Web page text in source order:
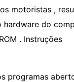
motoristas ,
hardware do
. Instruções
programas